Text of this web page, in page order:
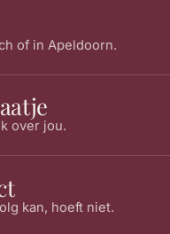
of in Apeldoorn.
over jou.
kan, hoeft niet.